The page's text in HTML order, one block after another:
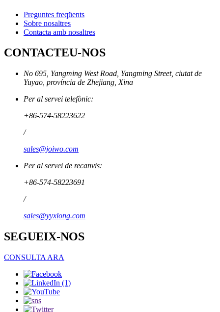
Preguntes freqüents
Sobre nosaltres
Contacta amb nosaltres
CONTACTEU-NOS
No 695, Yangming West Road, Yangming Street, ciutat de
Yuyao, província de Zhejiang, Xina
Per al servei telefònic:
+86-574-58223622
/
sales@joiwo.com
Per al servei de recanvis:
+86-574-58223691
/
sales@yyxlong.com
SEGUEIX-NOS
CONSULTA ARA